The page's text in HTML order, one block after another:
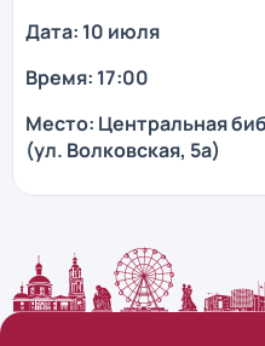
Дата: 10 июля
Время: 17:00
Место: Центральная
(ул. Волковская, 5а)